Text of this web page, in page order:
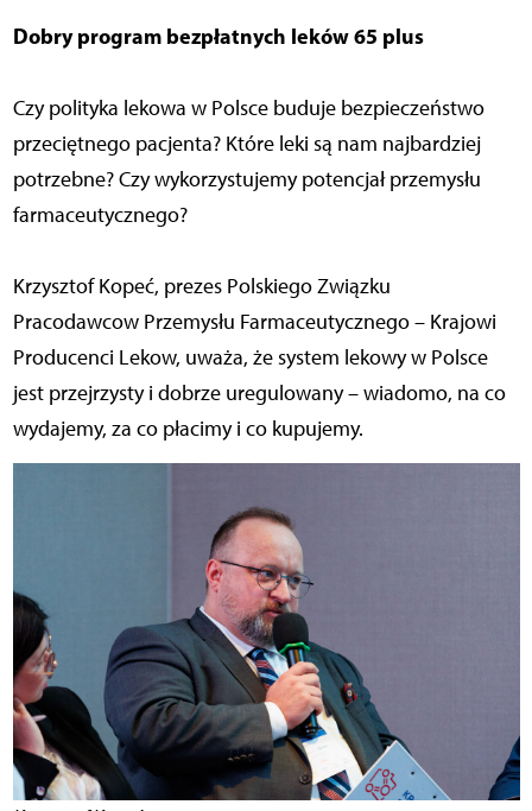
Dobry program bezpłatnych leków 65 plus
Czy polityka lekowa w Polsce buduje bezpieczeństwo
przeciętnego pacjenta? Które leki są nam najbardziej
potrzebne? Czy wykorzystujemy potencjał przemysłu
farmaceutycznego?
Krzysztof Kopeć, prezes Polskiego Związku
Pracodawcow Przemysłu Farmaceutycznego – Krajowi
Producenci Lekow, uważa, że system lekowy w Polsce
jest przejrzysty i dobrze uregulowany – wiadomo, na co
wydajemy, za co płacimy i co kupujemy.